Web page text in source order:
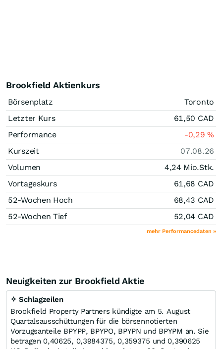
Brookfield Aktienkurs
Börsenplatz
Toronto
Letzter Kurs
61,50 CAD
Performance
-0,29%
Kurszeit
07.08.26
Volumen
4,24 Mio.Stk.
Vortageskurs
61,68 CAD
52-Wochen Hoch
68,43 CAD
52-Wochen Tief
52,04 CAD
mehr Performancedaten »
Neuigkeiten zur Brookfield Aktie
✧ Schlagzeilen
Brookfield Property Partners kündigte am 5. August
Quartalsausschüttungen für die börsennotierten
Vorzugsanteile BPYPP, BPYPO, BPYPN und BPYPM an. Sie
betragen 0,40625, 0,3984375, 0,359375 und 0,390625